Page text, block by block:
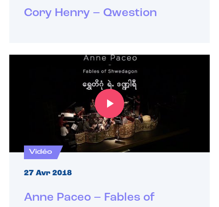
Cory Henry – Qwestion
Vidéo
27 Avr 2018
Anne Paceo – Fables of